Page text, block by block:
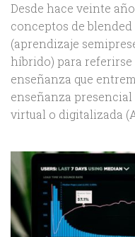
Desde hace veinte
conceptos de
(aprendizaje
híbrido) para referirse
enseñanza que
enseñanza
virtual o digitalizada